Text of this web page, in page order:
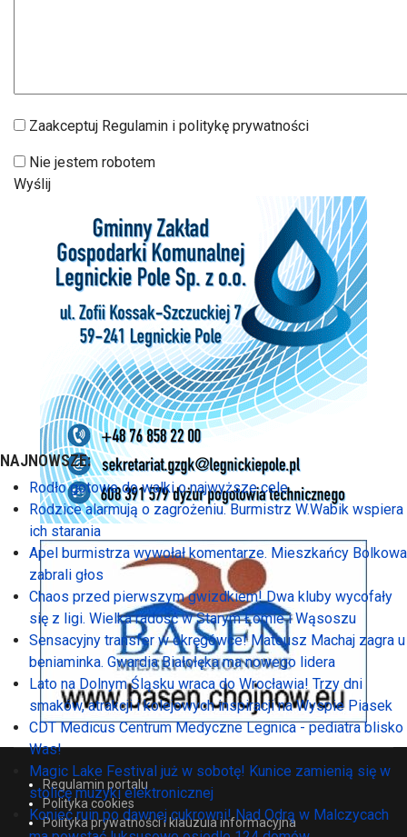
Zaakceptuj Regulamin i politykę prywatności
Nie jestem robotem
Wyślij
Regulamin portalu
Polityka cookies
Polityka prywatności i klauzula informacyjna
NAJNOWSZE:
Rodło gotowe do walki o najwyższe cele
Rodzice alarmują o zagrożeniu. Burmistrz W.Wabik wspiera
ich starania
Apel burmistrza wywołał komentarze. Mieszkańcy Bolkowa
zabrali głos
Chaos przed pierwszym gwizdkiem! Dwa kluby wycofały
się z ligi. Wielka radość w Starym Łomie i Wąsoszu
Sensacyjny transfer w okręgówce! Mateusz Machaj zagra u
beniaminka. Gwardia Białołęka ma nowego lidera
Lato na Dolnym Śląsku wraca do Wrocławia! Trzy dni
smaków, atrakcji i kolejowych inspiracji na Wyspie Piasek
CDT Medicus Centrum Medyczne Legnica - pediatra blisko
Was!
Magic Lake Festival już w sobotę! Kunice zamienią się w
stolicę muzyki elektronicznej
Koniec ruin po dawnej cukrowni! Nad Odrą w Malczycach